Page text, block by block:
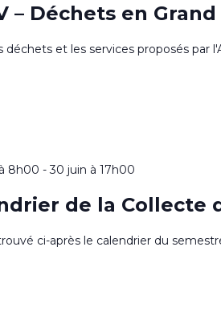
– Déchets en
déchets et les services proposés par
8h00 -30 juin à 17h00
de la Collecte
ci-après le calendrier du